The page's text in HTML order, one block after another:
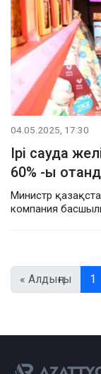
04.05.2025, 17:30
Ірі сауда
60% -ы
Министр
компания
« Алдыңғы 1